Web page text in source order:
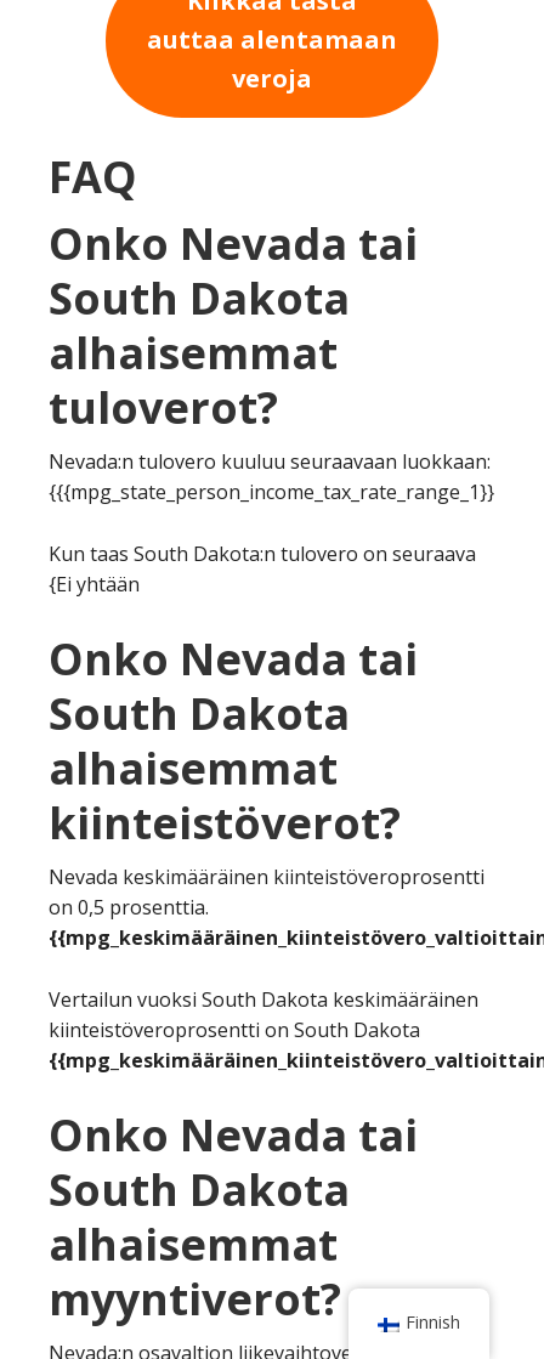
auttaa alentamaan
veroja
FAQ
Onko Nevada tai
South Dakota
alhaisemmat
tuloverot?
Nevada:n tulovero kuuluu seuraavaan luokkaan:
{{{mpg_state_person_income_tax_rate_range_1}}
Kun taas South Dakota:n tulovero on seuraava
{Ei yhtään
Onko Nevada tai
South Dakota
alhaisemmat
kiinteistöverot?
Nevada keskimääräinen kiinteistöveroprosentti
on 0,5 prosenttia.
Vertailun vuoksi South Dakota keskimääräinen
kiinteistöveroprosentti on South Dakota
Onko Nevada tai
South Dakota
alhaisemmat
myyntiverot?
Nevada:n osavaltion liikevaihtoverokanta on
Finnish